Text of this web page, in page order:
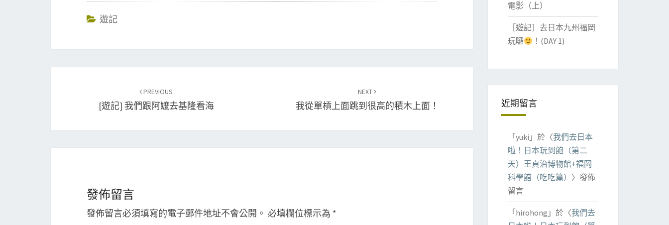
遊記
navigation
PREVIOUS
[遊記] 我們跟阿嬤去基隆看海
NEXT
我從單槓上面跳到很高的積木上面！
發佈留言
發佈留言必須填寫的電子郵件地址不會公開。 必填欄位標示為 *
電影（上）
［遊記］去日本九州福岡
玩囉
！(DAY 1)
近期留言
「 yuki 」於〈我們去日本
啦！日本玩到飽（第二
天）王貞治博物館+福岡
科學館（吃吃篇） 〉發佈
留言
「 hirohong 」於〈我們去